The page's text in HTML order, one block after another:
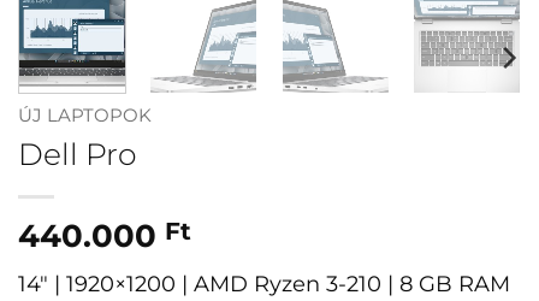
ÚJ LAPTOPOK
Dell Pro
440.000 Ft
14″ | 1920×1200 | AMD Ryzen 3-210 | 8 GB RAM